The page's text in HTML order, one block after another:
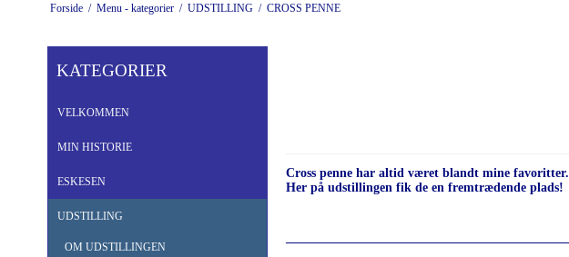
Forside / Menu - kategorier / UDSTILLING / CROSS PENNE
KATEGORIER
VELKOMMEN
MIN HISTORIE
ESKESEN
UDSTILLING
OM UDSTILLINGEN
Cross penne har altid været blandt mine favoritter.
Her på udstillingen fik de en fremtrædende plads!